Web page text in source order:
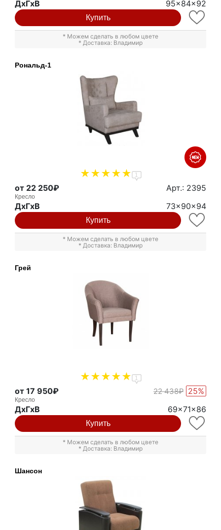
ДxГxВ 95x84x92
Купить
* Можем сделать в любом цвете
* Доставка: Владимир
Рональд-1
1
от 22 250₽ Арт.: 2395
Кресло
ДxГxВ 73x90x94
Купить
* Можем сделать в любом цвете
* Доставка: Владимир
Грей
1
от 17 950₽ 22 438₽ 25%
Кресло
ДxГxВ 69x71x86
Купить
* Можем сделать в любом цвете
* Доставка: Владимир
Шансон